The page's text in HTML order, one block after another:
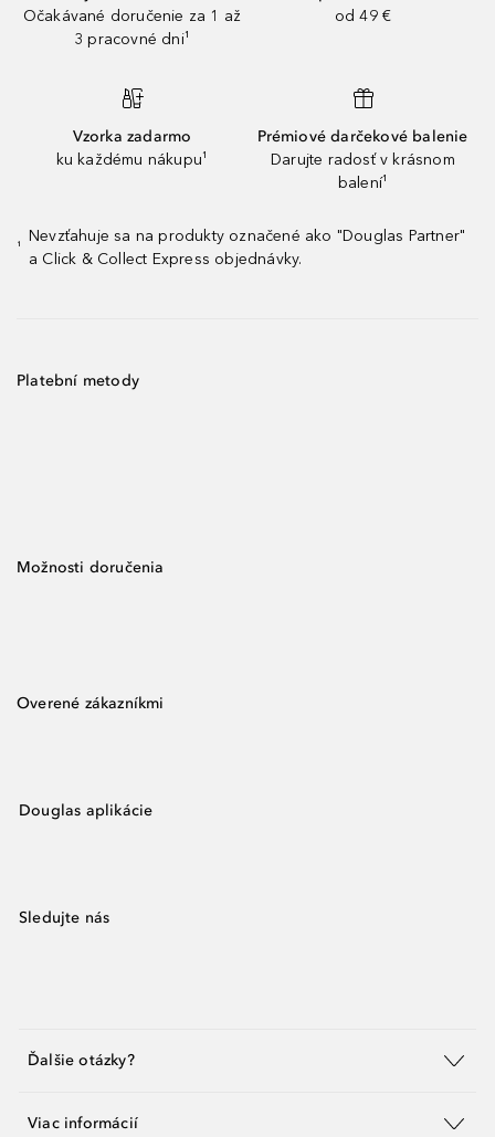
Očakávané doručenie za 1 až
3 pracovné dni¹
od 49 €
Vzorka zadarmo
ku každému nákupu¹
Prémiové darčekové balenie
Darujte radosť v krásnom
balení¹
¹
Nevzťahuje sa na produkty označené ako "Douglas Partner"
a Click & Collect Express objednávky.
Platební metody
Možnosti doručenia
Overené zákazníkmi
Douglas aplikácie
Sledujte nás
Ďalšie otázky?
Viac informácií